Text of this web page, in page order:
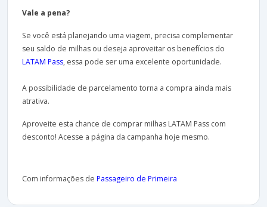
Vale a pena?
Se você está planejando uma viagem, precisa complementar
seu saldo de milhas ou deseja aproveitar os benefícios do
LATAM Pass, essa pode ser uma excelente oportunidade.
A possibilidade de parcelamento torna a compra ainda mais
atrativa.
Aproveite esta chance de comprar milhas LATAM Pass com
desconto! Acesse a página da campanha hoje mesmo.
Com informações de Passageiro de Primeira